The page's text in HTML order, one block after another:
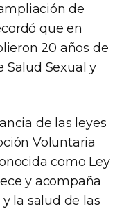
de
que en
20 años de
Salud Sexual y
de las leyes
Voluntaria
como Ley
y acompaña
la salud de las